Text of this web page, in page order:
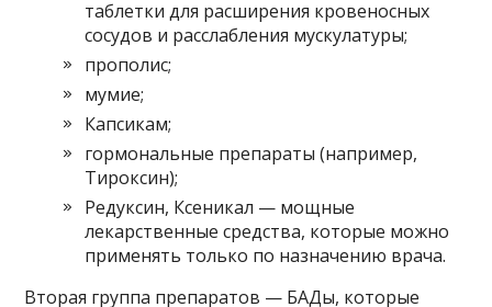
таблетки для расширения кровеносных
сосудов и расслабления мускулатуры;
прополис;
мумие;
Капсикам;
гормональные препараты (например,
Тироксин);
Редуксин, Ксеникал — мощные
лекарственные средства, которые можно
применять только по назначению врача.
Вторая группа препаратов — БАДы, которые